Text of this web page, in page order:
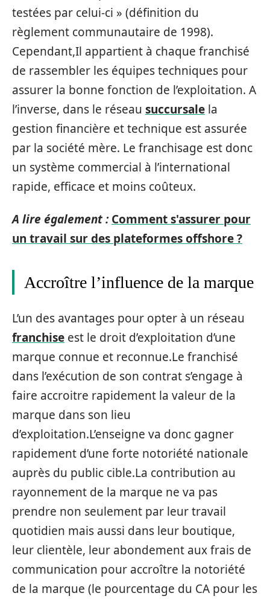
testées par celui-ci » (définition du
règlement communautaire de 1998).
Cependant,Il appartient à chaque franchisé
de rassembler les équipes techniques pour
assurer la bonne fonction de l’exploitation. A
l’inverse, dans le réseau succursale la
gestion financière et technique est assurée
par la société mère. Le franchisage est donc
un système commercial à l’international
rapide, efficace et moins coûteux.
A lire également : Comment s'assurer pour
un travail sur des plateformes offshore ?
Accroître l’influence de la marque
L’un des avantages pour opter à un réseau
franchise est le droit d’exploitation d’une
marque connue et reconnue.Le franchisé
dans l’exécution de son contrat s’engage à
faire accroitre rapidement la valeur de la
marque dans son lieu
d’exploitation.L’enseigne va donc gagner
rapidement d’une forte notoriété nationale
auprès du public cible.La contribution au
rayonnement de la marque ne va pas
prendre non seulement par leur travail
quotidien mais aussi dans leur boutique,
leur clientèle, leur abondement aux frais de
communication pour accroître la notoriété
de la marque (le pourcentage du CA pour les